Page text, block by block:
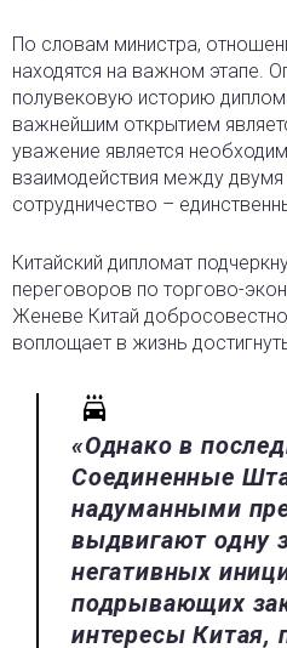
По словам министра,
находятся на важном этапе.
полувековую историю
важнейшим открытием
уважение является
взаимодействия между
сотрудничество –
Китайский дипломат
переговоров по торгово-
Женеве Китай добросовестно
воплощает в жизнь
«Однако в
Соединенные
надуманными
выдвигают одну
негативных
подрывающих
интересы Китая,